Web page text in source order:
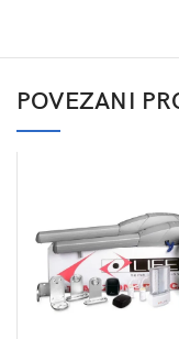
POVEZANI